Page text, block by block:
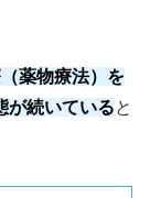
薬物療法）を
が続いていると